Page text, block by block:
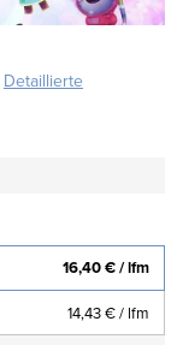
Detaillierte
16,40 €/ lfm
14,43 €/ lfm